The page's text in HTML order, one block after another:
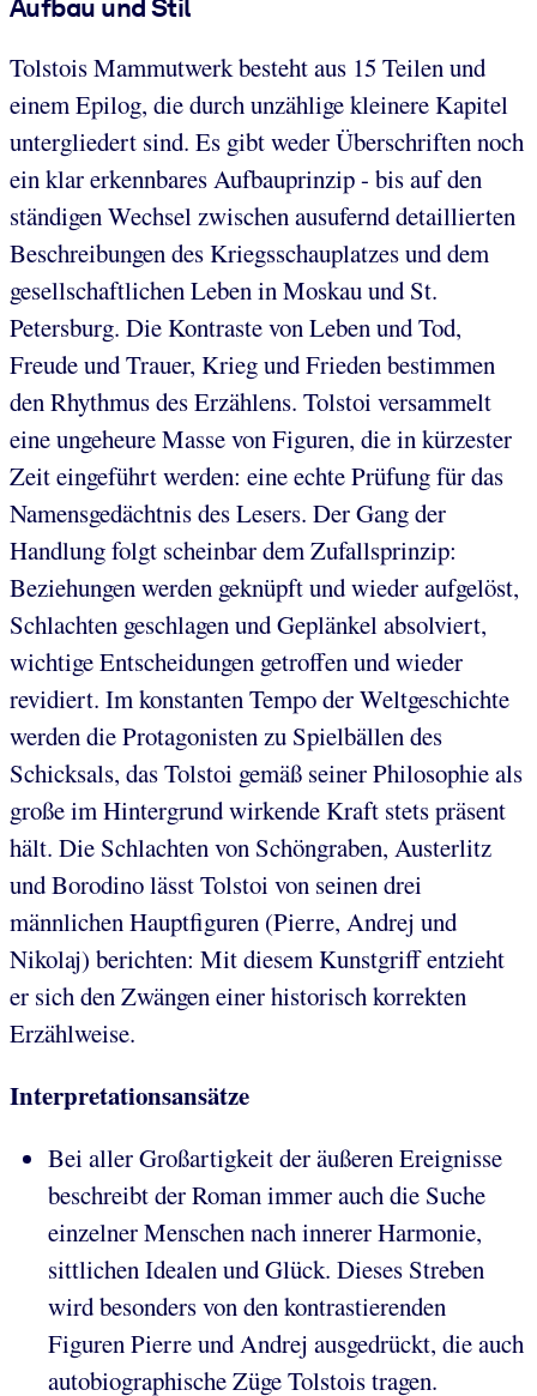
Aufbau und Stil
Tolstois Mammutwerk besteht aus 15 Teilen und
einem Epilog, die durch unzählige kleinere Kapitel
untergliedert sind. Es gibt weder Überschriften noch
ein klar erkennbares Aufbauprinzip - bis auf den
ständigen Wechsel zwischen ausufernd detaillierten
Beschreibungen des Kriegsschauplatzes und dem
gesellschaftlichen Leben in Moskau und St.
Petersburg. Die Kontraste von Leben und Tod,
Freude und Trauer, Krieg und Frieden bestimmen
den Rhythmus des Erzählens. Tolstoi versammelt
eine ungeheure Masse von Figuren, die in kürzester
Zeit eingeführt werden: eine echte Prüfung für das
Namensgedächtnis des Lesers. Der Gang der
Handlung folgt scheinbar dem Zufallsprinzip:
Beziehungen werden geknüpft und wieder aufgelöst,
Schlachten geschlagen und Geplänkel absolviert,
wichtige Entscheidungen getroffen und wieder
revidiert. Im konstanten Tempo der Weltgeschichte
werden die Protagonisten zu Spielbällen des
Schicksals, das Tolstoi gemäß seiner Philosophie als
große im Hintergrund wirkende Kraft stets präsent
hält. Die Schlachten von Schöngraben, Austerlitz
und Borodino lässt Tolstoi von seinen drei
männlichen Hauptfiguren (Pierre, Andrej und
Nikolaj) berichten: Mit diesem Kunstgriff entzieht
er sich den Zwängen einer historisch korrekten
Erzählweise.
Interpretationsansätze
Bei aller Großartigkeit der äußeren Ereignisse
beschreibt der Roman immer auch die Suche
einzelner Menschen nach innerer Harmonie,
sittlichen Idealen und Glück. Dieses Streben
wird besonders von den kontrastierenden
Figuren Pierre und Andrej ausgedrückt, die auch
autobiographische Züge Tolstois tragen.